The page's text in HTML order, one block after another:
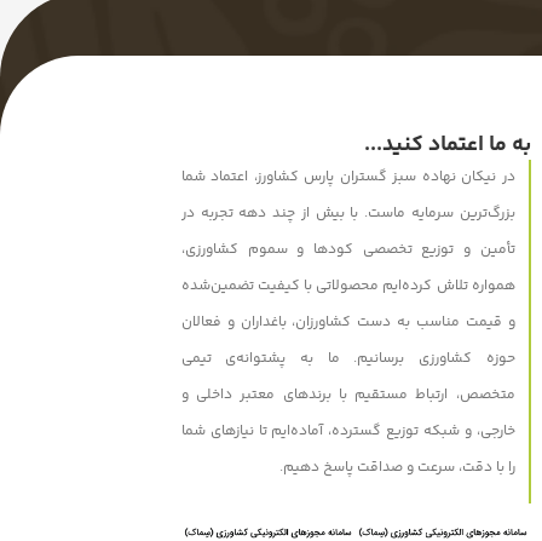
به ما اعتماد کنید...
در نیکان نهاده سبز گستران پارس کشاورز، اعتماد شما
بزرگ‌ترین سرمایه ماست. با بیش از چند دهه تجربه در
تأمین و توزیع تخصصی کودها و سموم کشاورزی،
همواره تلاش کرده‌ایم محصولاتی با کیفیت تضمین‌شده
و قیمت مناسب به دست کشاورزان، باغداران و فعالان
حوزه کشاورزی برسانیم. ما به پشتوانه‌ی تیمی
متخصص، ارتباط مستقیم با برندهای معتبر داخلی و
خارجی، و شبکه توزیع گسترده، آماده‌ایم تا نیازهای شما
را با دقت، سرعت و صداقت پاسخ دهیم.